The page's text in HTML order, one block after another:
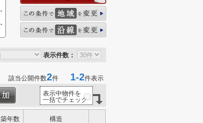
表示件数：
該当公開件数2件 1-2件表示
表示中物件を
一括でチェック
築年数
構造